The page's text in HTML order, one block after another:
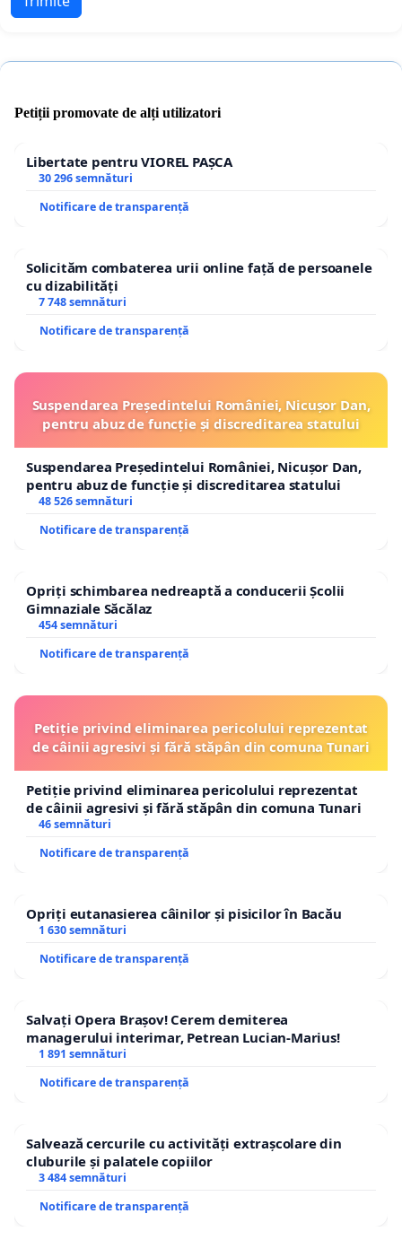
Petiții promovate de alți utilizatori
Libertate pentru VIOREL PAȘCA
30 296 semnături
Notificare de transparență
Solicităm combaterea urii online față de persoanele
cu dizabilități
7 748 semnături
Notificare de transparență
Suspendarea Președintelui României, Nicușor Dan,
pentru abuz de funcție și discreditarea statului
Suspendarea Președintelui României, Nicușor Dan,
pentru abuz de funcție și discreditarea statului
48 526 semnături
Notificare de transparență
Opriți schimbarea nedreaptă a conducerii Școlii
Gimnaziale Săcălaz
454 semnături
Notificare de transparență
Petiție privind eliminarea pericolului reprezentat
de câinii agresivi și fără stăpân din comuna Tunari
Petiție privind eliminarea pericolului reprezentat
de câinii agresivi și fără stăpân din comuna Tunari
46 semnături
Notificare de transparență
Opriți eutanasierea câinilor și pisicilor în Bacău
1 630 semnături
Notificare de transparență
Salvați Opera Brașov! Cerem demiterea
managerului interimar, Petrean Lucian-Marius!
1 891 semnături
Notificare de transparență
Salvează cercurile cu activități extrașcolare din
cluburile și palatele copiilor
3 484 semnături
Notificare de transparență